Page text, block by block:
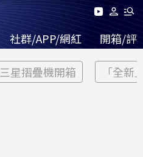
社群/APP/網紅 開箱/評
三星摺疊機開箱 「全新